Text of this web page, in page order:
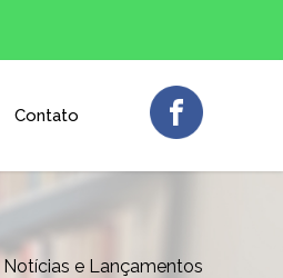
Contato
Notícias e Lançamentos